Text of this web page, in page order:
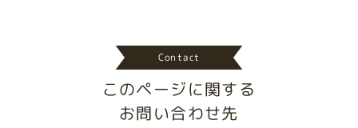
Contact
このページに関する
お問い合わせ先